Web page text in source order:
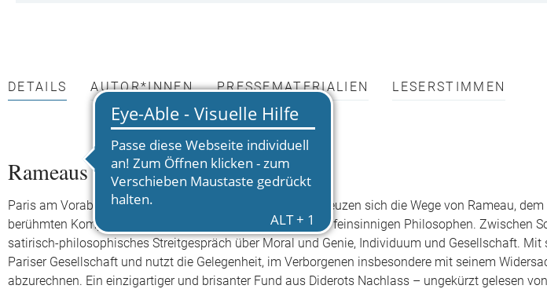
DETAILS AUTOR*INNEN PRESSEMATERIALIEN LESERSTIMMEN
Rameaus Neffe
Paris am Vorabend der Revolution: In einem Kaffeehaus kreuzen sich die Wege von Rameau,
berühmten Komponisten, und von Diderots Erzähler, einem feinsinnigen Philosophen. Zwischen
satirisch-philosophisches Streitgespräch über Moral und Genie, Individuum und Gesellschaft. Mit
Pariser Gesellschaft und nutzt die Gelegenheit, im Verborgenen insbesondere mit seinem
abzurechnen. Ein einzigartiger und brisanter Fund aus Diderots Nachlass – ungekürzt gelesen